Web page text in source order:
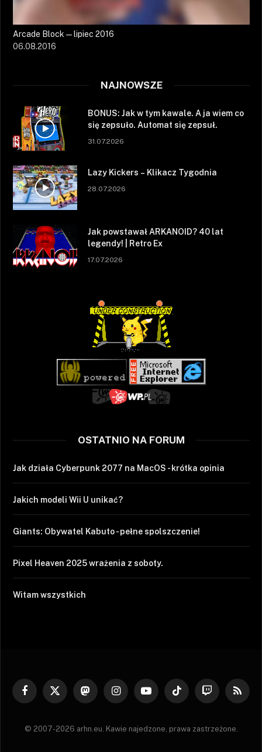
Arcade Block — lipiec 2016
06.08.2016
NAJNOWSZE
BONUS: Jak w tym kawale. A ja wiem co
się zepsuło. Automat się zepsuł.
31.07.2026
Lazy Kickers – Klikacz Tygodnia
28.07.2026
Jak powstawał ARKANOID? 40 lat
legendy! | Retro Ex
17.07.2026
OSTATNIO NA FORUM
Jak działa Cyberpunk 2077 na MacOS - krótka opinia
Jakich modeli Wii U unikać?
Giants: Obywatel Kabuto - pełne spolszczenie!
Pixel Heaven 2025 wrażenia z soboty.
Witam wszystkich
Facebook
X
MastodonInstagramYouTubeTikTok Twitch RSS
© 2007-2026 arhn.eu. Kawie najedzone, prawa zastrzeżone.